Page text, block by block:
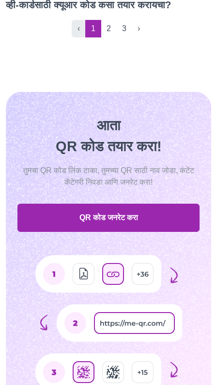
व्ही-कार्डसाठी क्यूआर कोड कसा तयार करायचा?
‹ 1 2 3 ›
आता
QR कोड तयार करा!
तुमचा QR कोड लिंक टाका, तुमच्या QR साठी नाव जोडा, कंटेंट
कॅटेगरी निवडा आणि जनरेट करा!
QR कोड जनरेट करा